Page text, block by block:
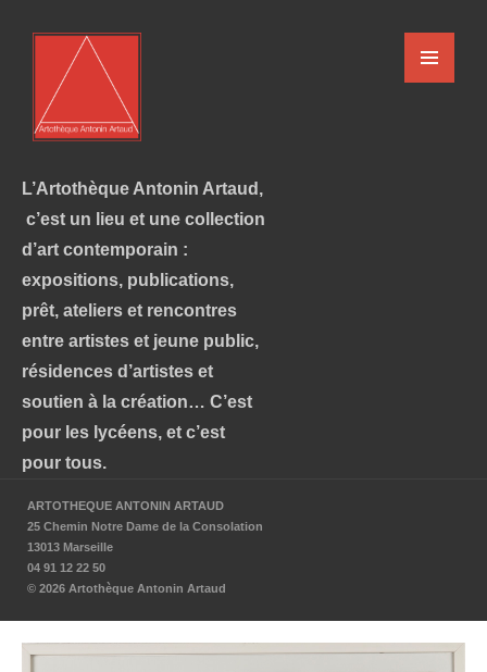
L’Artothèque Antonin Artaud,
c’est un lieu et une collection
d’art contemporain :
expositions, publications,
prêt, ateliers et rencontres
entre artistes et jeune public,
résidences d’artistes et
soutien à la création… C’est
pour les lycéens, et c’est
pour tous.
ARTOTHEQUE ANTONIN ARTAUD
25 Chemin Notre Dame de la Consolation
13013 Marseille
04 91 12 22 50
© 2026 Artothèque Antonin Artaud